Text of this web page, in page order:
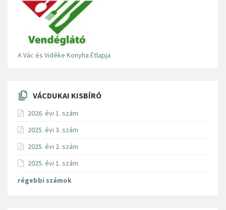
A Vác és Vidéke Konyha Étlapja
VÁCDUKAI KISBÍRÓ
2026. évi 1. szám
2025. évi 3. szám
2025. évi 2. szám
2025. évi 1. szám
régebbi számok